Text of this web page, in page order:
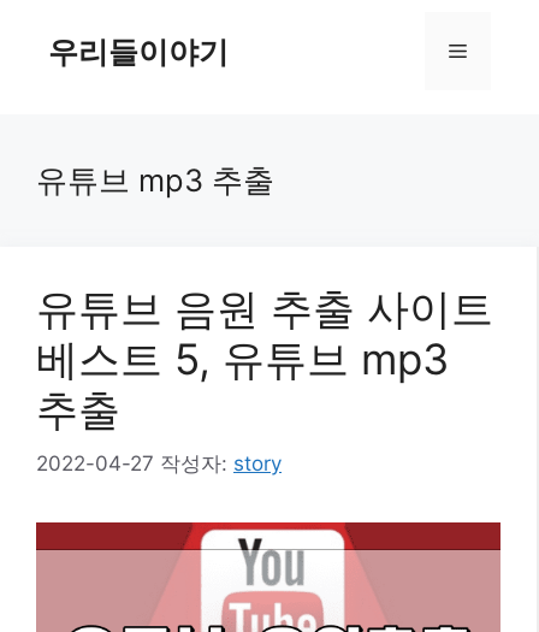
우리들이야기 메
유튜브 mp3 추출
유튜브 음원 추출 사이트
베스트 5, 유튜브 mp3
추출
2022-04-27 작성자: story